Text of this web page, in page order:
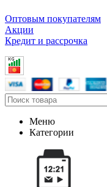
Оптовым покупателям
Акции
Кредит и рассрочка
Меню
Категории